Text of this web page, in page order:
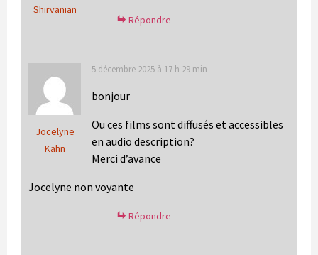
Shirvanian
Répondre
Jocelyne
Kahn
5 décembre 2025 à 17 h 29 min
bonjour
Ou ces films sont diffusés et accessibles
en audio description?
Merci d’avance
Jocelyne non voyante
Répondre